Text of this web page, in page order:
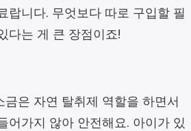
랍니다. 무엇보다 따로 구입할 필
다는 게 큰 장점이죠!
은 자연 탈취제 역할을 하면서
어가지 않아 안전해요. 아이가 있